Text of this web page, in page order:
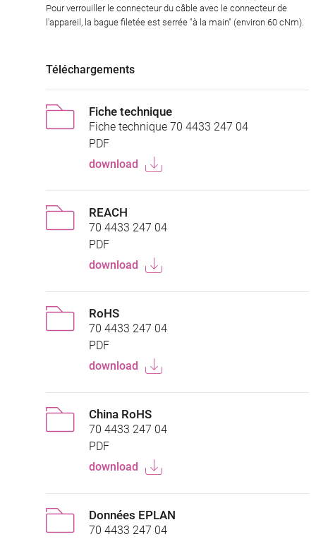
Pour verrouiller le connecteur du câble avec le connecteur de
l'appareil, la bague filetée est serrée "à la main" (environ 60 cNm).
Téléchargements
Fiche technique
Fiche technique 70 4433 247 04
PDF
download
REACH
70 4433 247 04
PDF
download
RoHS
70 4433 247 04
PDF
download
China RoHS
70 4433 247 04
PDF
download
Données EPLAN
70 4433 247 04